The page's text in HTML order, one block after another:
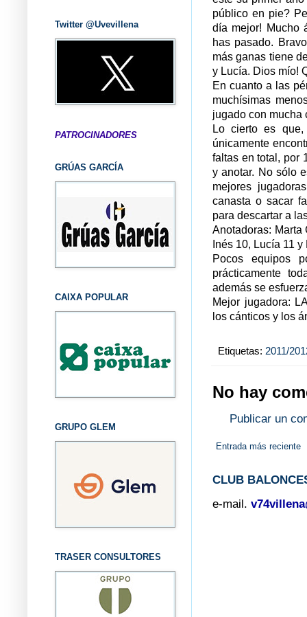
público en pie?
día mejor! Mucho
has pasado.
más ganas tiene
y Lucía. Dios mío!
En cuanto a las
muchísimas
jugado con mucha
Lo cierto es
únicamente
faltas en total, por
y anotar. No sólo
mejores
canasta o sacar
para descartar a
Anotadoras: Marta
Inés 10, Lucía 11
Pocos equipos
prácticamente
además se
Mejor jugadora:
los cánticos y los
Etiquetas: 2011/
No hay
Publicar un
Entrada más reciente
CLUB
e-mail.
Twitter @Uvevillena
PATROCINADORES
GRÚAS GARCÍA
CAIXA POPULAR
GRUPO GLEM
TRASER CONSULTORES